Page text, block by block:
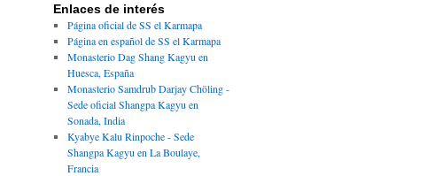
Enlaces de interés
Página oficial de SS el Karmapa
Página en español de SS el Karmapa
Monasterio Dag Shang Kagyu en
Huesca, España
Monasterio Samdrub Darjay Chöling -
Sede oficial Shangpa Kagyu en
Sonada, India
Kyabye Kalu Rinpoche - Sede
Shangpa Kagyu en La Boulaye,
Francia